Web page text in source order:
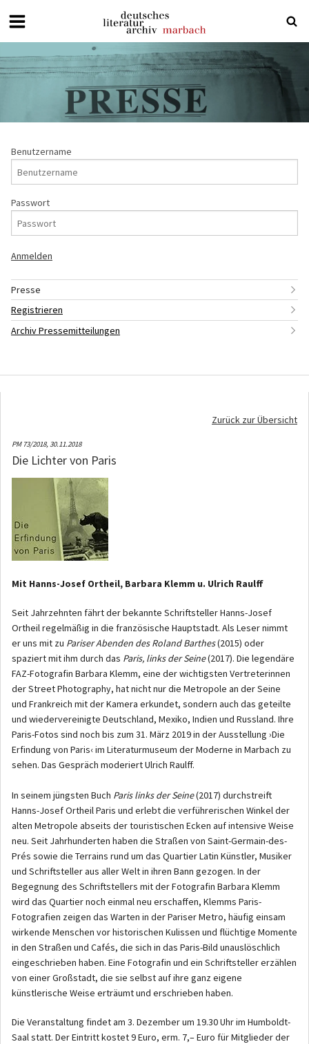
Deutsches
Literaturarchiv
Marbach
Benutzername
Passwort
Presse
Registrieren
Archiv Pressemitteilungen
Zurück zur Übersicht
PM 73/2018, 30.11.2018
Die Lichter von Paris
Mit Hanns-Josef Ortheil, Barbara Klemm u. Ulrich Raulff
Seit Jahrzehnten fährt der bekannte Schriftsteller Hanns-Josef
Ortheil regelmäßig in die französische Hauptstadt. Als Leser nimmt
er uns mit zu Pariser Abenden des Roland Barthes(2015) oder
spaziert mit ihm durch das Paris, links der Seine(2017). Die legendäre
FAZ-Fotografin Barbara Klemm, eine der wichtigsten Vertreterinnen
der Street Photography, hat nicht nur die Metropole an der Seine
und Frankreich mit der Kamera erkundet, sondern auch das geteilte
und wiedervereinigte Deutschland, Mexiko, Indien und Russland. Ihre
Paris-Fotos sind noch bis zum 31. März 2019 in der Ausstellung ›Die
Erfindung von Paris‹ im Literaturmuseum der Moderne in Marbach zu
sehen. Das Gespräch moderiert Ulrich Raulff.
In seinem jüngsten Buch Paris links der Seine(2017) durchstreift
Hanns-Josef Ortheil Paris und erlebt die verführerischen Winkel der
alten Metropole abseits der touristischen Ecken auf intensive Weise
neu. Seit Jahrhunderten haben die Straßen von Saint-Germain-des-
Prés sowie die Terrains rund um das Quartier Latin Künstler, Musiker
und Schriftsteller aus aller Welt in ihren Bann gezogen. In der
Begegnung des Schriftstellers mit der Fotografin Barbara Klemm
wird das Quartier noch einmal neu erschaffen, Klemms Paris-
Fotografien zeigen das Warten in der Pariser Metro, häufig einsam
wirkende Menschen vor historischen Kulissen und flüchtige Momente
in den Straßen und Cafés, die sich in das Paris-Bild unauslöschlich
eingeschrieben haben. Eine Fotografin und ein Schriftsteller erzählen
von einer Großstadt, die sie selbst auf ihre ganz eigene
künstlerische Weise erträumt und erschrieben haben.
Die Veranstaltung findet am 3. Dezember um 19.30 Uhr im Humboldt-
Saal statt. Der Eintritt kostet 9 Euro, erm. 7,– Euro für Mitglieder der